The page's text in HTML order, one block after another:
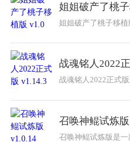
姐姐破产了桃
姐姐破产了桃子移
战魂铭人2022
战魂铭人2022正式
召唤神鲲试炼
召唤神鲲试炼版是